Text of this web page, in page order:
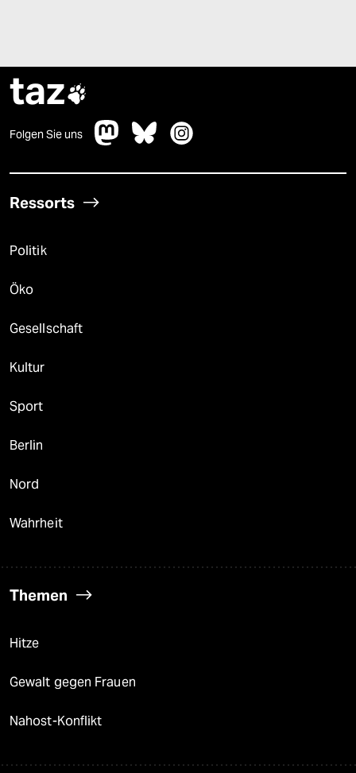
taz
Folgen Sie uns
Ressorts
Politik
Öko
Gesellschaft
Kultur
Sport
Berlin
Nord
Wahrheit
Themen
Hitze
Gewalt gegen Frauen
Nahost-Konflikt